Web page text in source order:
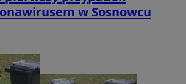
w Sosnowcu